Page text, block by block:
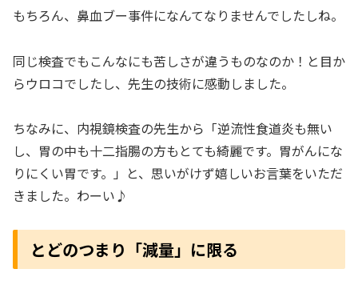
もちろん、鼻血ブー事件になんてなりませんでしたしね。
同じ検査でもこんなにも苦しさが違うものなのか！と目か
らウロコでしたし、先生の技術に感動しました。
ちなみに、内視鏡検査の先生から「逆流性食道炎も無い
し、胃の中も十二指腸の方もとても綺麗です。胃がんにな
りにくい胃です。」と、思いがけず嬉しいお言葉をいただ
きました。わーい♪
とどのつまり「減量」に限る